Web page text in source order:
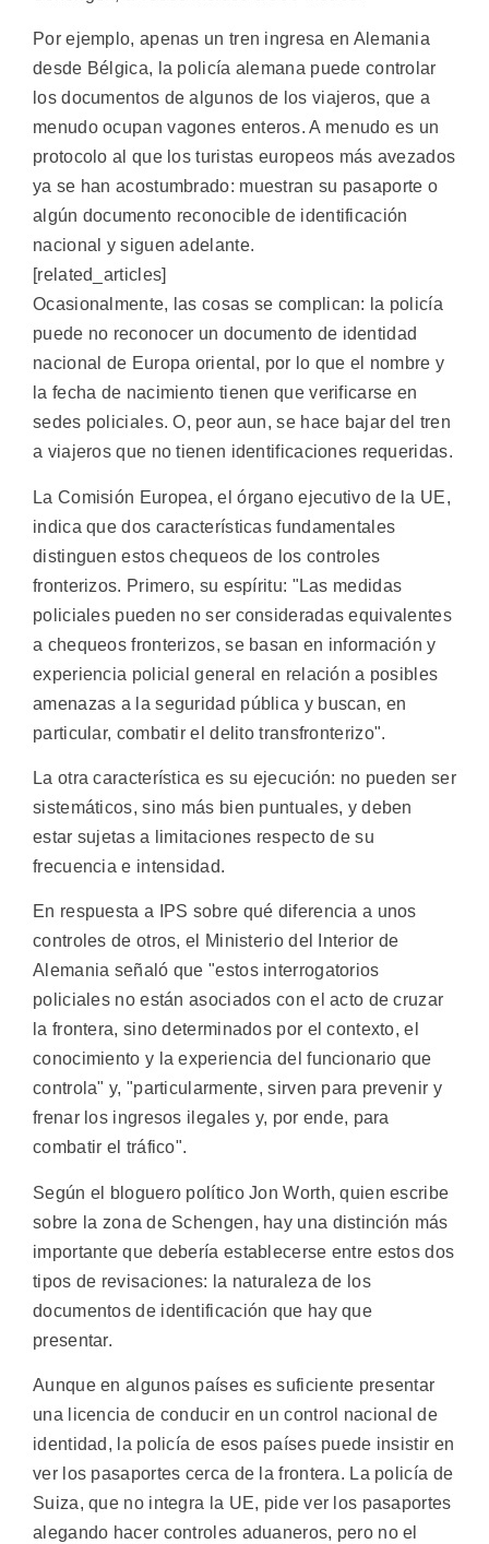
Por ejemplo, apenas un tren ingresa en Alemania
desde Bélgica, la policía alemana puede controlar
los documentos de algunos de los viajeros, que a
menudo ocupan vagones enteros. A menudo es un
protocolo al que los turistas europeos más avezados
ya se han acostumbrado: muestran su pasaporte o
algún documento reconocible de identificación
nacional y siguen adelante.
[related_articles]
Ocasionalmente, las cosas se complican: la policía
puede no reconocer un documento de identidad
nacional de Europa oriental, por lo que el nombre y
la fecha de nacimiento tienen que verificarse en
sedes policiales. O, peor aun, se hace bajar del tren
a viajeros que no tienen identificaciones requeridas.
La Comisión Europea, el órgano ejecutivo de la UE,
indica que dos características fundamentales
distinguen estos chequeos de los controles
fronterizos. Primero, su espíritu: "Las medidas
policiales pueden no ser consideradas equivalentes
a chequeos fronterizos, se basan en información y
experiencia policial general en relación a posibles
amenazas a la seguridad pública y buscan, en
particular, combatir el delito transfronterizo".
La otra característica es su ejecución: no pueden ser
sistemáticos, sino más bien puntuales, y deben
estar sujetas a limitaciones respecto de su
frecuencia e intensidad.
En respuesta a IPS sobre qué diferencia a unos
controles de otros, el Ministerio del Interior de
Alemania señaló que "estos interrogatorios
policiales no están asociados con el acto de cruzar
la frontera, sino determinados por el contexto, el
conocimiento y la experiencia del funcionario que
controla" y, "particularmente, sirven para prevenir y
frenar los ingresos ilegales y, por ende, para
combatir el tráfico".
Según el bloguero político Jon Worth, quien escribe
sobre la zona de Schengen, hay una distinción más
importante que debería establecerse entre estos dos
tipos de revisaciones: la naturaleza de los
documentos de identificación que hay que
presentar.
Aunque en algunos países es suficiente presentar
una licencia de conducir en un control nacional de
identidad, la policía de esos países puede insistir en
ver los pasaportes cerca de la frontera. La policía de
Suiza, que no integra la UE, pide ver los pasaportes
alegando hacer controles aduaneros, pero no el